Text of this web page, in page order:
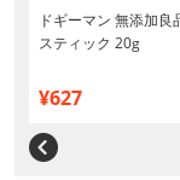
ドギーマン 無添加良
スティック 20g
¥627